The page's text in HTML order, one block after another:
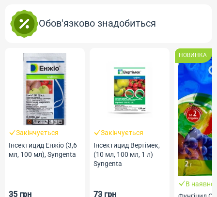
Обов'язково знадобиться
Закінчується
Інсектицид Енжіо (3,6
мл, 100 мл), Syngenta
35 грн
Закінчується
Інсектицид Вертімек,
(10 мл, 100 мл, 1 л)
Syngenta
73 грн
НОВИНКА
В